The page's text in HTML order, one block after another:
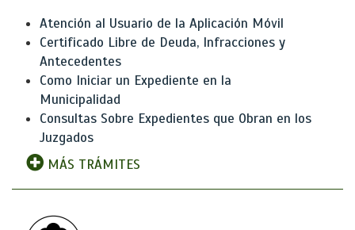
Atención al Usuario de la Aplicación Móvil
Certificado Libre de Deuda, Infracciones y
Antecedentes
Como Iniciar un Expediente en la
Municipalidad
Consultas Sobre Expedientes que Obran en los
Juzgados
MÁS TRÁMITES